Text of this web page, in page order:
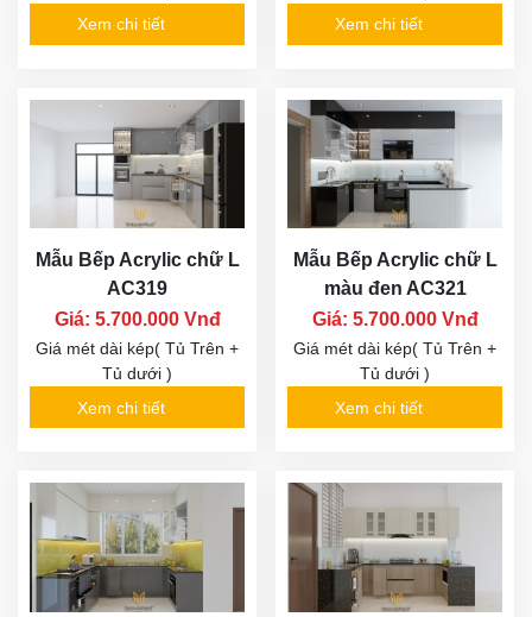
Xem chi tiết
Xem chi tiết
Mẫu Bếp Acrylic chữ L
AC319
Giá: 5.700.000 Vnđ
Giá mét dài kép( Tủ Trên +
Tủ dưới )
Xem chi tiết
Mẫu Bếp Acrylic chữ L
màu đen AC321
Giá: 5.700.000 Vnđ
Giá mét dài kép( Tủ Trên +
Tủ dưới )
Xem chi tiết